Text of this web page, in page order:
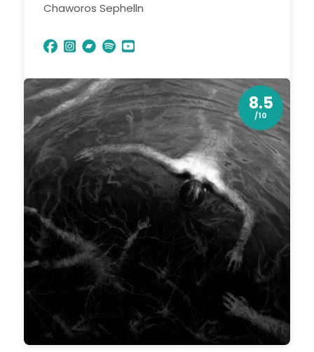
Chaworos Sephelln
8.5
/10